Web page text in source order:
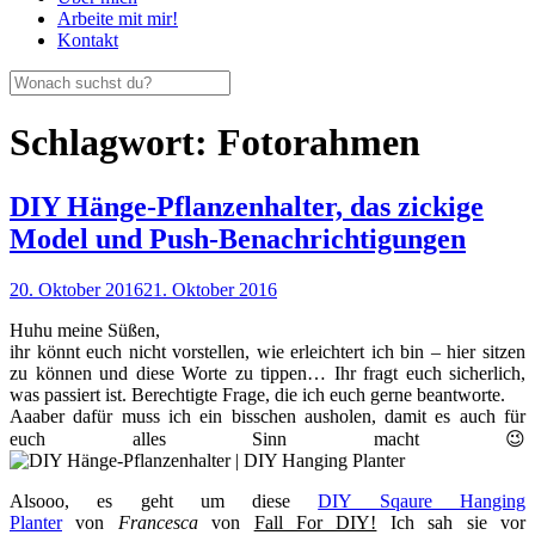
Arbeite mit mir!
Kontakt
Schlagwort: Fotorahmen
DIY Hänge-Pflanzenhalter, das zickige
Model und Push-Benachrichtigungen
20. Oktober 201621. Oktober 2016
Huhu meine Süßen,
ihr könnt euch nicht vorstellen, wie erleichtert ich bin – hier sitzen
zu können und diese Worte zu tippen… Ihr fragt euch sicherlich,
was passiert ist. Berechtigte Frage, die ich euch gerne beantworte.
Aaaber dafür muss ich ein bisschen ausholen, damit es auch für
euch alles Sinn macht 😉
Alsooo, es geht um dieseDIY Sqaure Hanging
Plantervon Francescavon Fall For DIY! Ich sah sie vor